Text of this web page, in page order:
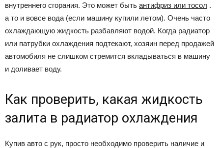
внутреннего сгорания. Это может быть антифриз или тосол .
а то и вовсе вода (если машину купили летом). Очень часто
охлаждающую жидкость разбавляют водой. Когда радиатор
или патрубки охлаждения подтекают, хозяин перед продажей
автомобиля не слишком стремится вкладываться в машину
и доливает воду.
Как проверить, какая жидкость
залита в радиатор охлаждения
Купив авто с рук, просто необходимо проверить наличие и